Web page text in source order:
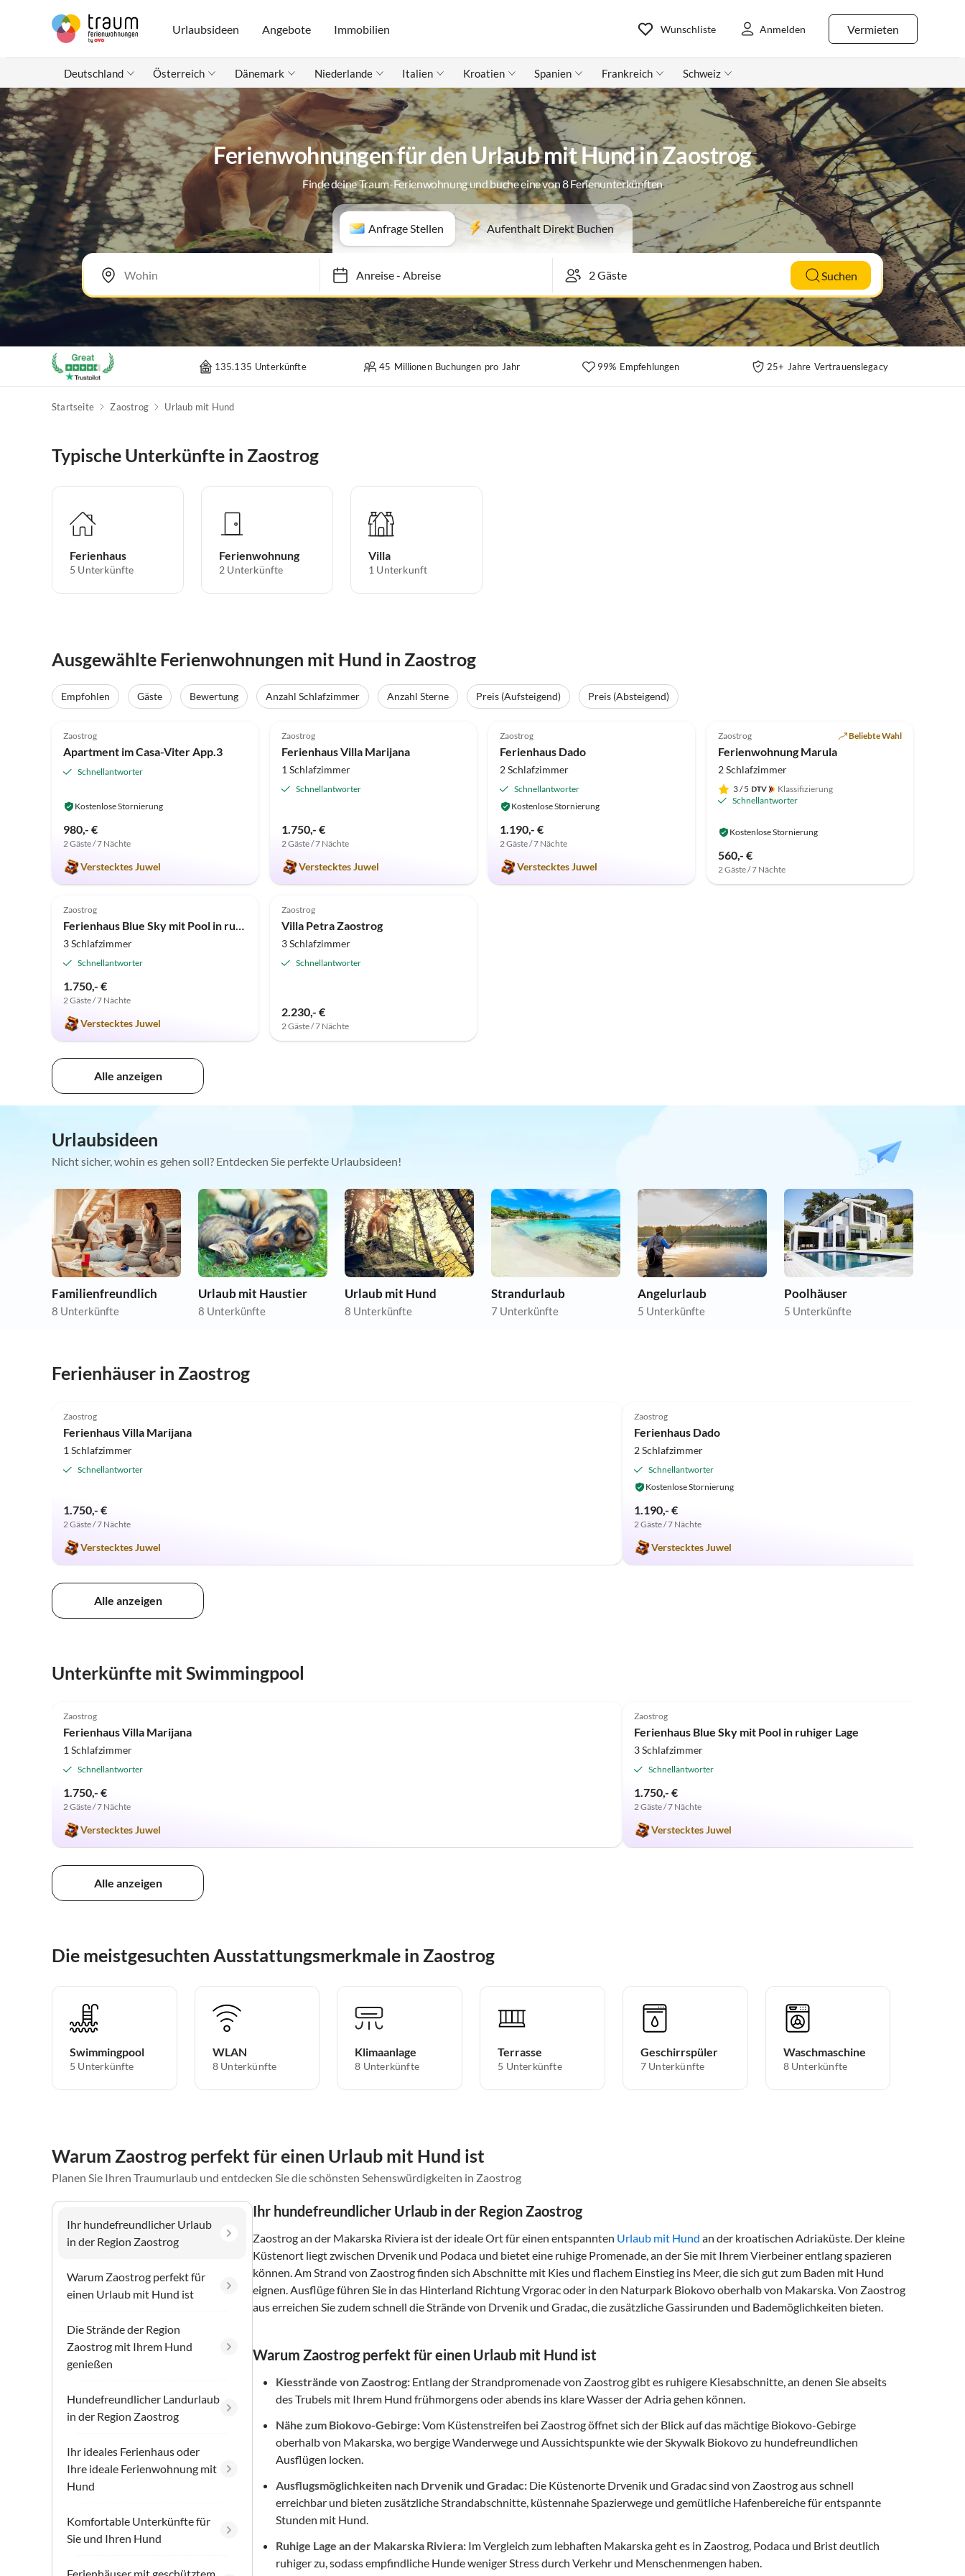
Urlaubsideen Angebote Immobilien Vermieten
Wunschliste Anmelden
Deutschland Österreich Dänemark Niederlande Italien Kroatien Spanien Frankreich Schweiz
Ferienwohnungen für den Urlaub mit Hund in Zaostrog
Finde deine Traum-Ferienwohnung und buche eine von 8 Ferienunterkünften
Anfrage Stellen Aufenthalt Direkt Buchen
Anreise-Abreise Suchen
135.135 Unterkünfte 45 Millionen Buchungen pro Jahr 99% Empfehlungen 25+ Jahre Vertrauenslegacy
Startseite Zaostrog Urlaub mit Hund
Typische Unterkünfte in Zaostrog
Ferienhaus
5 Unterkünfte
Ferienwohnung
2 Unterkünfte
Villa
1 Unterkunft
Ausgewählte Ferienwohnungen mit Hund in Zaostrog
Empfohlen Gäste Bewertung Anzahl Schlafzimmer Anzahl Sterne Preis (Aufsteigend)
Preis (Absteigend)
Zaostrog
Apartment im Casa-Viter App.3
Schnellantworter
Kostenlose Stornierung
980,- €
2 Gäste / 7 Nächte
Verstecktes Juwel
Zaostrog
Ferienhaus Villa Marijana
1 Schlafzimmer
Schnellantworter
1.750,- €
2 Gäste / 7 Nächte
Verstecktes Juwel
Zaostrog
Ferienhaus Dado
2 Schlafzimmer
Schnellantworter
Kostenlose Stornierung
1.190,- €
2 Gäste / 7 Nächte
Verstecktes Juwel
Zaostrog Beliebte Wahl
Ferienwohnung Marula
2 Schlafzimmer
3/ 5
Klassifizierung
Schnellantworter
Kostenlose Stornierung
560,- €
2 Gäste / 7 Nächte
5.0 (2)
Zaostrog
Ferienhaus Blue Sky mit Pool in ruhiger Lage
3 Schlafzimmer
Schnellantworter
1.750,- €
2 Gäste / 7 Nächte
Verstecktes Juwel
Zaostrog
Villa Petra Zaostrog
3 Schlafzimmer
Schnellantworter
2.230,- €
2 Gäste / 7 Nächte
Alle anzeigen
Urlaubsideen
Nicht sicher, wohin es gehen soll? Entdecken Sie perfekte Urlaubsideen!
Familienfreundlich
8 Unterkünfte
Urlaub mit Haustier
8 Unterkünfte
Urlaub mit Hund
8 Unterkünfte
Strandurlaub
7 Unterkünfte
Angelurlaub
5 Unterkünfte
Poolhäuser
5 Unterkünfte
Ferienhäuser in Zaostrog
Zaostrog
Ferienhaus Villa Marijana
1 Schlafzimmer
Schnellantworter
1.750,- €
2 Gäste / 7 Nächte
Verstecktes Juwel
Zaostrog
Ferienhaus Dado
2 Schlafzimmer
Schnellantworter
Kostenlose Stornierung
1.190,- €
2 Gäste / 7 Nächte
Verstecktes Juwel
Alle anzeigen
Unterkünfte mit Swimmingpool
Zaostrog
Ferienhaus Villa Marijana
1 Schlafzimmer
Schnellantworter
1.750,- €
2 Gäste / 7 Nächte
Verstecktes Juwel
Zaostrog
Ferienhaus Blue Sky mit Pool in ruhiger Lage
3 Schlafzimmer
Schnellantworter
1.750,- €
2 Gäste / 7 Nächte
Verstecktes Juwel
Alle anzeigen
Die meistgesuchten Ausstattungsmerkmale in Zaostrog
Swimmingpool
5 Unterkünfte
WLAN
8 Unterkünfte
Klimaanlage
8 Unterkünfte
Terrasse
5 Unterkünfte
Geschirrspüler
7 Unterkünfte
Waschmaschine
8 Unterkünfte
Warum Zaostrog perfekt für einen Urlaub mit Hund ist
Planen Sie Ihren Traumurlaub und entdecken Sie die schönsten Sehenswürdigkeiten in Zaostrog
Ihr hundefreundlicher Urlaub
in der Region Zaostrog
Warum Zaostrog perfekt für
einen Urlaub mit Hund ist
Die Strände der Region
Zaostrog mit Ihrem Hund
genießen
Hundefreundlicher Landurlaub
in der Region Zaostrog
Ihr ideales Ferienhaus oder
Ihre ideale Ferienwohnung mit
Hund
Komfortable Unterkünfte für
Sie und Ihren Hund
Ihr hundefreundlicher Urlaub in der Region Zaostrog
Zaostrog an der Makarska Riviera ist der ideale Ort für einen entspannten Urlaub mit Hund an der kroatischen Adriaküste. Der kleine
Küstenort liegt zwischen Drvenik und Podaca und bietet eine ruhige Promenade, an der Sie mit Ihrem Vierbeiner entlang spazieren
können. Am Strand von Zaostrog finden sich Abschnitte mit Kies und flachem Einstieg ins Meer, die sich gut zum Baden mit Hund
eignen. Ausflüge führen Sie in das Hinterland Richtung Vrgorac oder in den Naturpark Biokovo oberhalb von Makarska. Von Zaostrog
aus erreichen Sie zudem schnell die Strände von Drvenik und Gradac, die zusätzliche Gassirunden und Bademöglichkeiten bieten.
Warum Zaostrog perfekt für einen Urlaub mit Hund ist
Kiesstrände von Zaostrog: Entlang der Strandpromenade von Zaostrog gibt es ruhigere Kiesabschnitte, an denen Sie abseits
des Trubels mit Ihrem Hund frühmorgens oder abends ins klare Wasser der Adria gehen können.
Nähe zum Biokovo-Gebirge:Vom Küstenstreifen bei Zaostrog öffnet sich der Blick auf das mächtige Biokovo-Gebirge
oberhalb von Makarska, wo bergige Wanderwege und Aussichtspunkte wie der Skywalk Biokovo zu hundefreundlichen
Ausflügen locken.
Ausflugsmöglichkeiten nach Drvenik und Gradac: Die Küstenorte Drvenik und Gradac sind von Zaostrog aus schnell
erreichbar und bieten zusätzliche Strandabschnitte, küstennahe Spazierwege und gemütliche Hafenbereiche für entspannte
Stunden mit Hund.
Ruhige Lage an der Makarska Riviera: Im Vergleich zum lebhaften Makarska geht es in Zaostrog, Podaca und Brist deutlich
ruhiger zu, sodass empfindliche Hunde weniger Stress durch Verkehr und Menschenmengen haben.